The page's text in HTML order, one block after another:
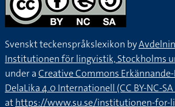
Svenskt teckenspråkslexikon by
Institutionen för lingvistik, Stockholms
under aCreative Commons
DelaLika 4.0 Internationell (CC BY-NC-
athttps://www.su.se/institutionen-for-